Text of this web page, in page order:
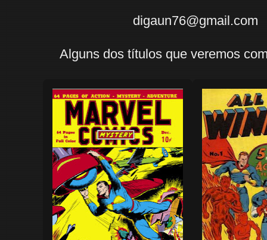
digaun76@gmail.com
Alguns dos títulos que veremos